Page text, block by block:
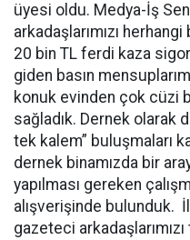
üyesi oldu. Medya-İş
arkadaşlarımızı
20 bin TL ferdi kaza
giden basın
konuk evinden çok cüzi
sağladık. Dernek olarak
tek kalem” buluşmaları
dernek binamızda bir
yapılması gereken
alışverişinde bulunduk.
gazeteci